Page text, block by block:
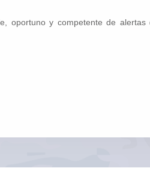
oportuno y competente de alertas